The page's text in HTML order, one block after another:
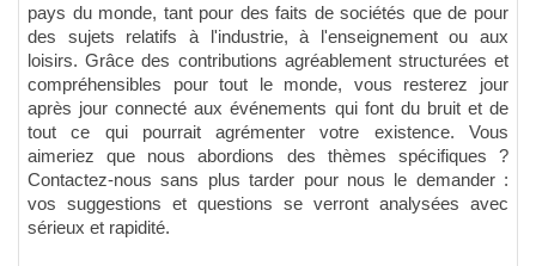
pays du monde, tant pour des faits de sociétés que de pour
des sujets relatifs à l'industrie, à l'enseignement ou aux
loisirs. Grâce des contributions agréablement structurées et
compréhensibles pour tout le monde, vous resterez jour
après jour connecté aux événements qui font du bruit et de
tout ce qui pourrait agrémenter votre existence. Vous
aimeriez que nous abordions des thèmes spécifiques ?
Contactez-nous sans plus tarder pour nous le demander :
vos suggestions et questions se verront analysées avec
sérieux et rapidité.